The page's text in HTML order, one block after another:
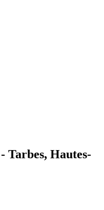
Tarbes, Hautes-